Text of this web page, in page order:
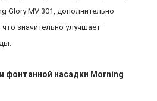
Glory MV 301, дополнительно
значительно улучшает
фонтанной насадки Morning